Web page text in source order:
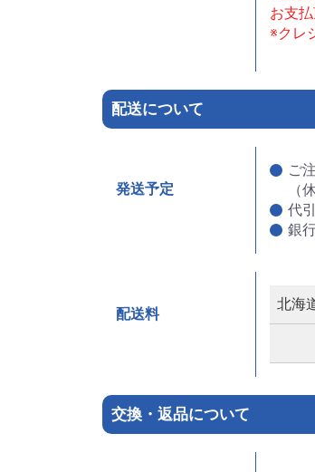
お支
※クレ
配送について
発送予定
ご
（
代
銀
配送料
北海
交換・返品について